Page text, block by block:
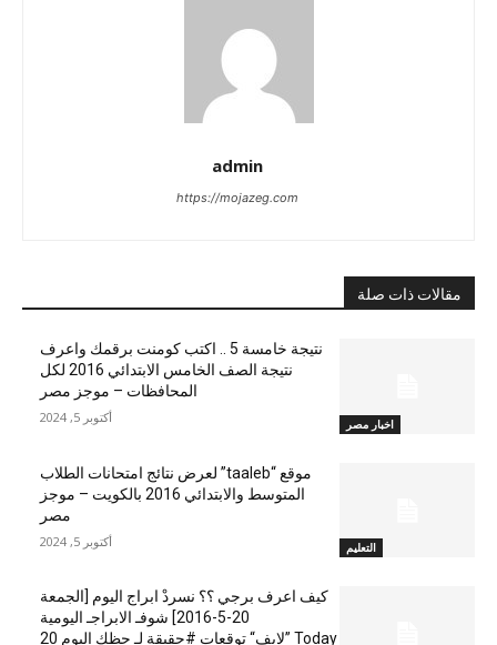
admin
https://mojazeg.com
مقالات ذات صلة
اخبار مصر
نتيجة خامسة 5 .. اكتب كومنت برقمك واعرف
نتيجة الصف الخامس الابتدائي 2016 لكل
المحافظات – موجز مصر
أكتوبر 5, 2024
التعليم
موقع “taaleb” لعرض نتائج امتحانات الطلاب
المتوسط والابتدائي 2016 بالكويت – موجز
مصر
أكتوبر 5, 2024
كيف اعرف برجي ؟؟ نسردْ ابراج اليوم [الجمعة
20-5-2016] شوفـ الابراجـ اليومية
Today ”لايف“ توقعات #حقيقة لـ حظك اليوم 20